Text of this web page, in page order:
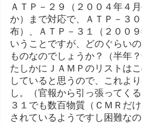
ＡＴＰ－２９（２００４年４
か）まで対応で、ＡＴＰ－３
布）、ＡＴＰ－３１（２００
いうことですが、どのぐらい
ものなのでしょうか？（半年？
たしかにＪＡＭＰのリストは
していると思うので、これよ
し。（官報から引っ張ってく
３１でも数百物質（ＣＭＲだ
されているようですし困難なの